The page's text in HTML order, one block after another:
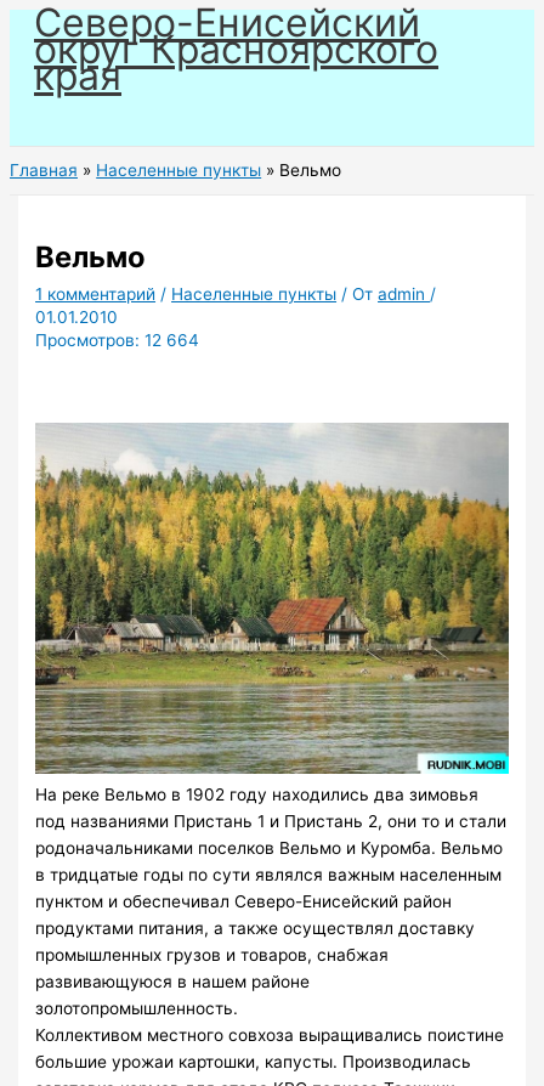
Перейти
содержимому
Северо-Енисейский
округ Красноярского
края
Главная Населенные пункты Вельмо
Вельмо
1 комментарий / Населенные пункты / Отadmin /
01.01.2010
Просмотров: 12 664
На реке Вельмо в 1902 году находились два зимовья
под названиями Пристань 1 и Пристань 2, они то и стали
родоначальниками поселков Вельмо и Куромба. Вельмо
в тридцатые годы по сути являлся важным населенным
пунктом и обеспечивал Северо-Енисейский район
продуктами питания, а также осуществлял доставку
промышленных грузов и товаров, снабжая
развивающуюся в нашем районе
золотопромышленность.
Коллективом местного совхоза выращивались поистине
большие урожаи картошки, капусты. Производилась